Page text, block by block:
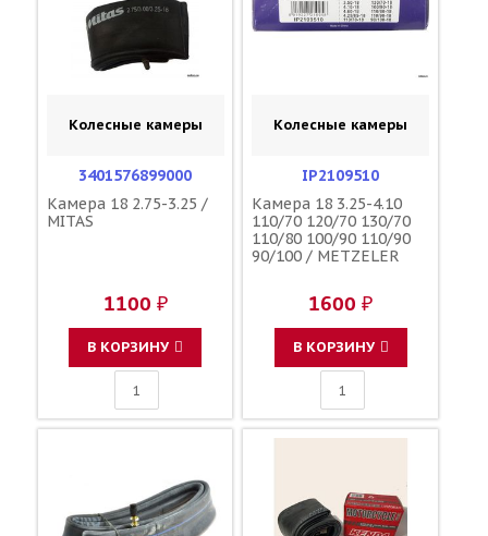
Колесные камеры
3401576899000
Камера 18 2.75-3.25 /
MITAS
1100 ₽
В КОРЗИНУ
Колесные камеры
IP2109510
Камера 18 3.25-4.10
110/70 120/70 130/70
110/80 100/90 110/90
90/100 / METZELER
1600 ₽
В КОРЗИНУ